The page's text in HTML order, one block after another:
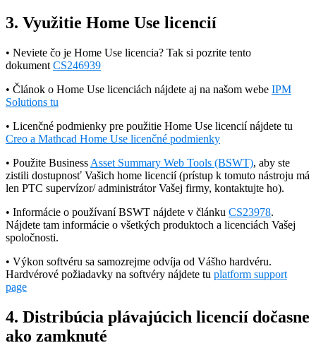
3. Využitie Home Use licencií
• Neviete čo je Home Use licencia? Tak si pozrite tento
dokument CS246939
• Článok o Home Use licenciách nájdete aj na našom webe IPM
Solutions tu
• Licenčné podmienky pre použitie Home Use licencií nájdete tu
Creo a Mathcad Home Use licenčné podmienky
• Použite Business Asset Summary Web Tools (BSWT), aby ste
zistili dostupnosť Vašich home licencií (prístup k tomuto nástroju má
len PTC supervízor/ administrátor Vašej firmy, kontaktujte ho).
• Informácie o používaní BSWT nájdete v článku CS23978.
Nájdete tam informácie o všetkých produktoch a licenciách Vašej
spoločnosti.
• Výkon softvéru sa samozrejme odvíja od Vášho hardvéru.
Hardvérové požiadavky na softvéry nájdete tu platform support
page
4. Distribúcia plávajúcich licencií dočasne
ako zamknuté